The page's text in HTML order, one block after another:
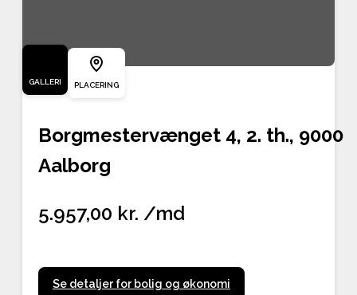
GALLERI PLACERING
Borgmestervænget 4, 2. th., 9000
Aalborg
5.957,00 kr. /md
Se detaljer for bolig og økonomi